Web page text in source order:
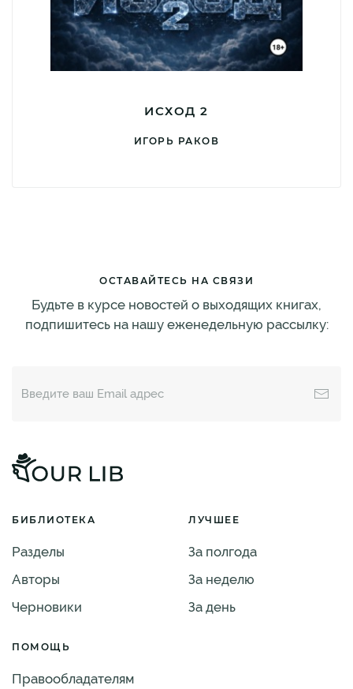
ИСХОД 2
ИГОРЬ РАКОВ
ОСТАВАЙТЕСЬ НА СВЯЗИ
Будьте в курсе новостей о выходящих книгах,
подпишитесь на нашу еженедельную рассылку:
БИБЛИОТЕКА
Разделы
Авторы
Черновики
ЛУЧШЕЕ
За полгода
За неделю
За день
ПОМОЩЬ
Правообладателям